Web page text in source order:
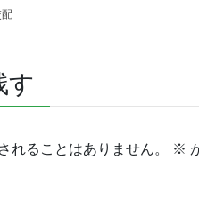
配
す
れることはありません。 ※